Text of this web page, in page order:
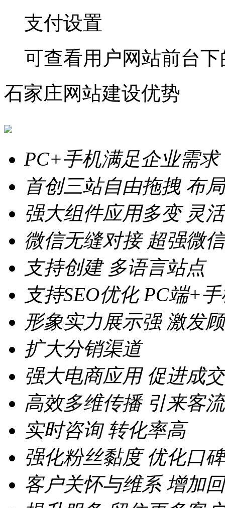
支付设置
可查看用户网站前台
石家庄网站建设优势
PC+手机满足企业需求
首创三站自由拖拽 布
强大组件应用多变 灵
微信无缝对接 超强微
支持创建 多语言站点
支持SEO优化 PC端+
形象实力展示强 激发
扩大分销渠道
强大电商应用 促进成交
高效多维传播 引来客
实时咨询 转化率高
强化粉丝黏度 优化口
客户关怀与维系 增加